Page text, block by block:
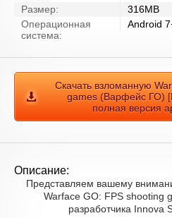
Размер:
316MB
Операционная
система:
Android
Скачать взломанную
games (Варфейс ГО)
полная версия
Описание:
Представляем вашему
Warface GO: FPS shooting
разработчика Innova